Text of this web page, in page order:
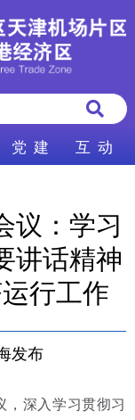
党 建 互 动
议：学习
讲话精神
行工作
发布
，深入学习贯彻习